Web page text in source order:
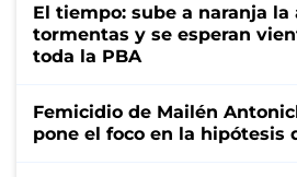
El tiempo: sube a naranja la
tormentas y se esperan
toda la PBA
Femicidio de Mailén
pone el foco en la hipótesis